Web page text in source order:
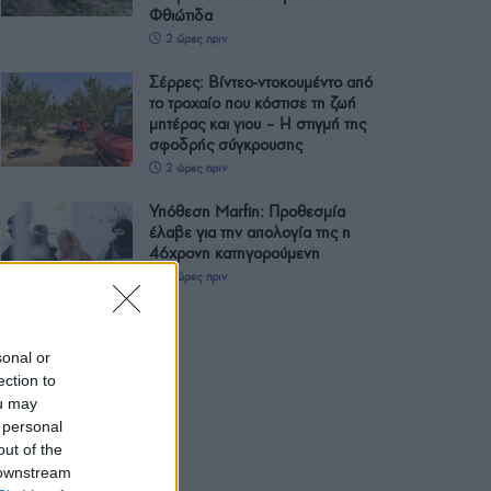
or
to
may
of the
Φθιώτιδα
2 ώρες πριν
Σέρρες: Βίντεο-ντοκουμέντο από
το τροχαίο που κόστισε τη ζωή
μητέρας και γιου – Η στιγμή της
σφοδρής σύγκρουσης
2 ώρες πριν
Υπόθεση Marfin: Προθεσμία
έλαβε για την απολογία της η
46χρονη κατηγορούμενη
3 ώρες πριν